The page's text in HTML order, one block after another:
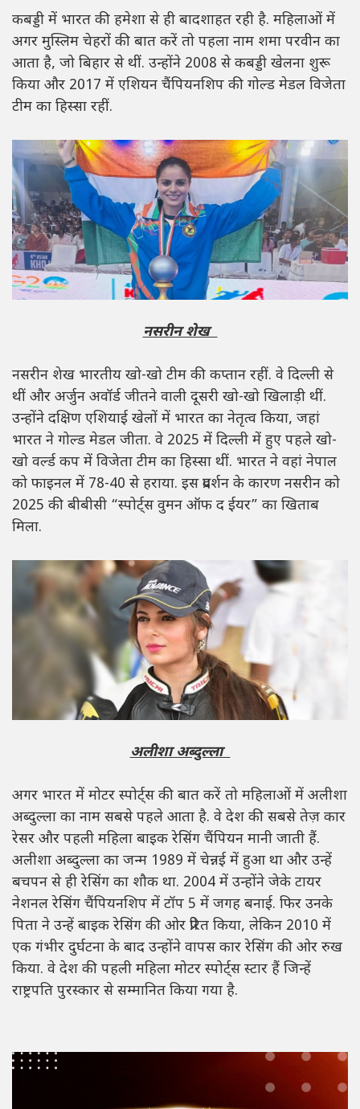
कबड्डी में भारत की हमेशा से ही बादशाहत रही है. महिलाओं में
अगर मुस्लिम चेहरों की बात करें तो पहला नाम शमा परवीन का
आता है, जो बिहार से थीं. उन्होंने 2008 से कबड्डी खेलना शुरू
किया और 2017 में एशियन चैंपियनशिप की गोल्ड मेडल विजेता
टीम का हिस्सा रहीं.
नसरीन शेख
नसरीन शेख भारतीय खो-खो टीम की कप्तान रहीं. वे दिल्ली से
थीं और अर्जुन अवॉर्ड जीतने वाली दूसरी खो-खो खिलाड़ी थीं.
उन्होंने दक्षिण एशियाई खेलों में भारत का नेतृत्व किया, जहां
भारत ने गोल्ड मेडल जीता. वे 2025 में दिल्ली में हुए पहले खो-
खो वर्ल्ड कप में विजेता टीम का हिस्सा थीं. भारत ने वहां नेपाल
को फाइनल में 78-40 से हराया. इस प्रदर्शन के कारण नसरीन को
2025 की बीबीसी “स्पोर्ट्स वुमन ऑफ द ईयर” का खिताब
मिला.
अलीशा अब्दुल्ला
अगर भारत में मोटर स्पोर्ट्स की बात करें तो महिलाओं में अलीशा
अब्दुल्ला का नाम सबसे पहले आता है. वे देश की सबसे तेज़ कार
रेसर और पहली महिला बाइक रेसिंग चैंपियन मानी जाती हैं.
अलीशा अब्दुल्ला का जन्म 1989 में चेन्नई में हुआ था और उन्हें
बचपन से ही रेसिंग का शौक था. 2004 में उन्होंने जेके टायर
नेशनल रेसिंग चैंपियनशिप में टॉप 5 में जगह बनाई. फिर उनके
पिता ने उन्हें बाइक रेसिंग की ओर प्रेरित किया, लेकिन 2010 में
एक गंभीर दुर्घटना के बाद उन्होंने वापस कार रेसिंग की ओर रुख
किया. वे देश की पहली महिला मोटर स्पोर्ट्स स्टार हैं जिन्हें
राष्ट्रपति पुरस्कार से सम्मानित किया गया है.